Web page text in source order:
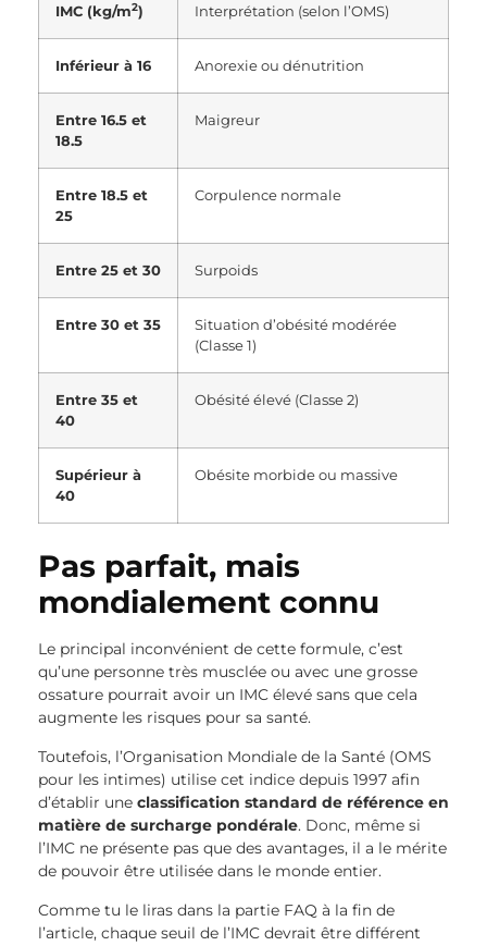
IMC (kg/m2) Interprétation (selon l’OMS)
Inférieur à 16 Anorexie ou dénutrition
Entre 16.5 et
18.5
Maigreur
Entre 18.5 et
25
Corpulence normale
Entre 25 et 30 Surpoids
Entre 30 et 35
Situation d’obésité modérée
(Classe 1)
Entre 35 et
40
Obésité élevé (Classe 2)
Supérieur à
40
Obésite morbide ou massive
Pas parfait, mais
mondialement connu
Le principal inconvénient de cette formule, c’est
qu’une personne très musclée ou avec une grosse
ossature pourrait avoir un IMC élevé sans que cela
augmente les risques pour sa santé.
Toutefois, l’Organisation Mondiale de la Santé (OMS
pour les intimes) utilise cet indice depuis 1997 afin
d’établir une classification standard de référence en
matière de surcharge pondérale. Donc, même si
l’IMC ne présente pas que des avantages, il a le mérite
de pouvoir être utilisée dans le monde entier.
Comme tu le liras dans la partie FAQ à la fin de
l’article, chaque seuil de l’IMC devrait être différent